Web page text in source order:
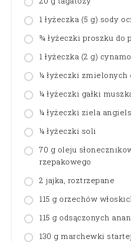
1 łyżeczka (5 g) sody
¾ łyżeczki proszku do
1 łyżeczka (2 g)
¼ łyżeczki zmielonych
¼ łyżeczki gałki
¼ łyżeczki ziela
¼ łyżeczki soli
70 g oleju
rzepakowego
2 jajka, roztrzepane
115 g orzechów
115 g odsączonych
130 g marchewki